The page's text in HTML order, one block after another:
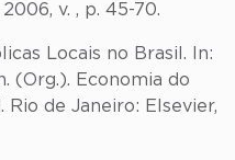
v. , p. 45-70.
Locais no Brasil. In:
(Org.). Economia do
Rio de Janeiro: Elsevier,